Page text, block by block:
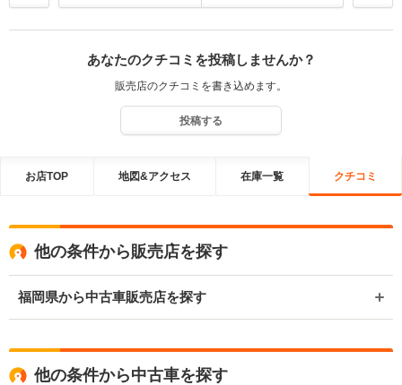
あなたのクチコミを投稿しませんか？
販売店のクチコミを書き込めます。
投稿する
お店TOP 地図&アクセス 在庫一覧 クチコミ
他の条件から販売店を探す
福岡県から中古車販売店を探す
他の条件から中古車を探す